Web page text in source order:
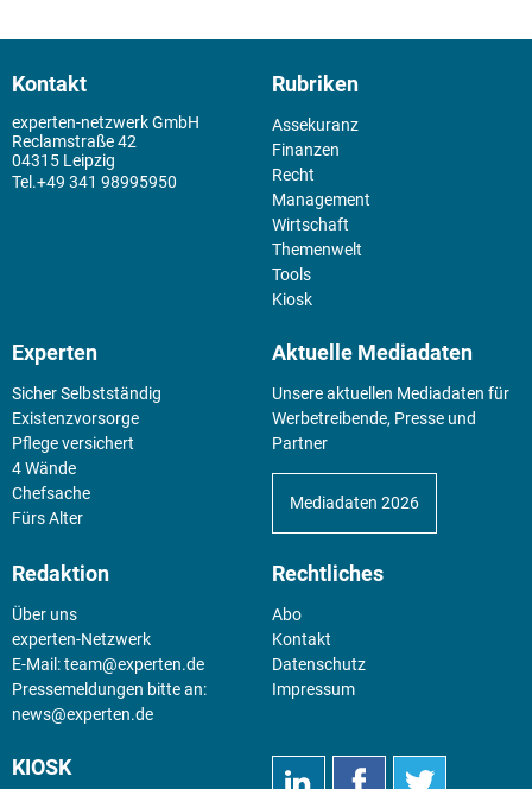
Kontakt
experten-netzwerk GmbH
Reclamstraße 42
04315 Leipzig
+49 341 98995950
Rubriken
Assekuranz
Finanzen
Recht
Management
Wirtschaft
Themenwelt
Tools
Kiosk
Experten
Sicher Selbstständig
Existenz­vorsorge
Pflege versichert
4 Wände
Chefsache
Fürs Alter
Aktuelle Mediadaten
Unsere aktuellen Mediadaten für
Werbetreibende, Presse und
Partner
Mediadaten 2026
Redaktion
Über uns
experten-Netzwerk
E-Mail:team@experten.de
Pressemeldungen bitte an:
news@experten.de
Rechtliches
Abo
Kontakt
Datenschutz
Impressum
KIOSK